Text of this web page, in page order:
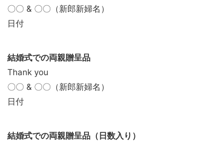
〇〇 & 〇〇（新郎新婦名）
日付
結婚式での両親贈呈品
Thank you
〇〇 & 〇〇（新郎新婦名）
日付
結婚式での両親贈呈品（日数入り）